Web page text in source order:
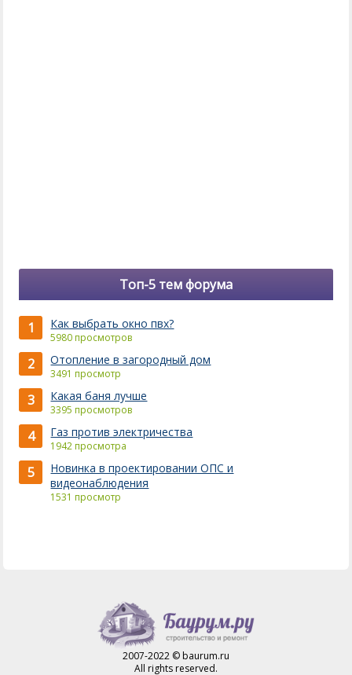
Топ-5 тем форума
1 Как выбрать окно пвх?
5980 просмотров
2 Отопление в загородный дом
3491 просмотр
3 Какая баня лучше
3395 просмотров
4 Газ против электричества
1942 просмотра
5
Новинка в проектировании ОПС и
видеонаблюдения
1531 просмотр
2007-2022 © baurum.ru
All rights reserved.